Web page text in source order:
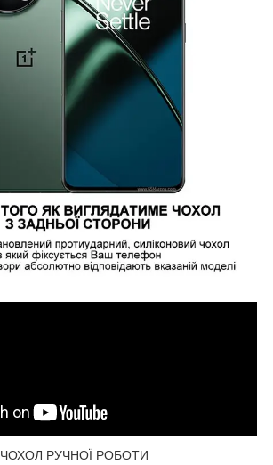
ЧОХОЛ РУЧНОЇ РОБОТИ